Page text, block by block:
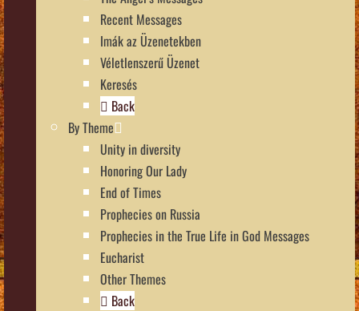
Recent Messages
Imák az Üzenetekben
Véletlenszerű Üzenet
Keresés
Back
By Theme
Unity in diversity
Honoring Our Lady
End of Times
Prophecies on Russia
Prophecies in the True Life in God Messages
Eucharist
Other Themes
Back